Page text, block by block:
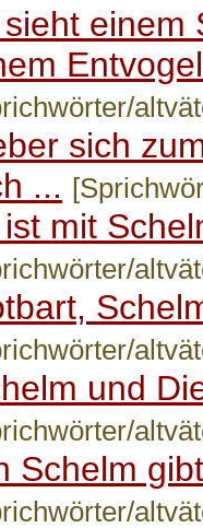
einem
sich
...
mit
und
Schelm